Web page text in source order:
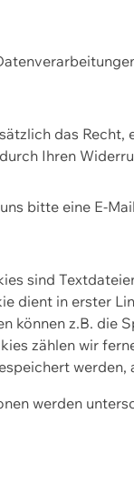
das
Ihren
bitte eine E-
sind
dient in erster
können z.B. die
zählen wir
werden,
werden